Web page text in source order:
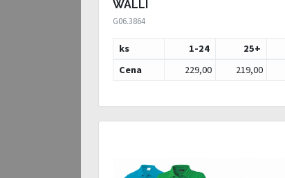
WALLI
G06.3864
ks 1-24 25+
Cena
229,00 219,00